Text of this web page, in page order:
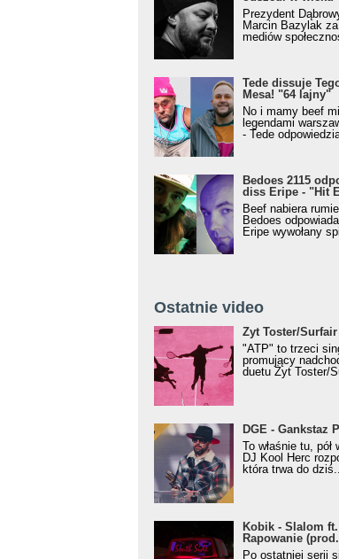
Prezydent
Marcin Bazylak
mediów
Tede dissuje
Mesa! "64 lajny"
No i mamy beef
legendami
- Tede
Bedoes 2115
diss Eripe - "Hit
Beef nabiera
Bedoes
Eripe wywołany
Ostatnie video
Żyt Toster/SurfAir - ATP
Żyt Toster/
"ATP" to trzeci
promujący
duetu Żyt Toster/
donGURALesko z
Klasyczny/
Album Roku (Popkillery
DGE - Gankstaz
To właśnie tu, pół
DJ Kool Herc
która trwa do
Kobik - Slalom ft. Jan-
Rapowanie (prod.
[Official Music
Kobik - Slalom
Rapowanie
Po ostatniej serii